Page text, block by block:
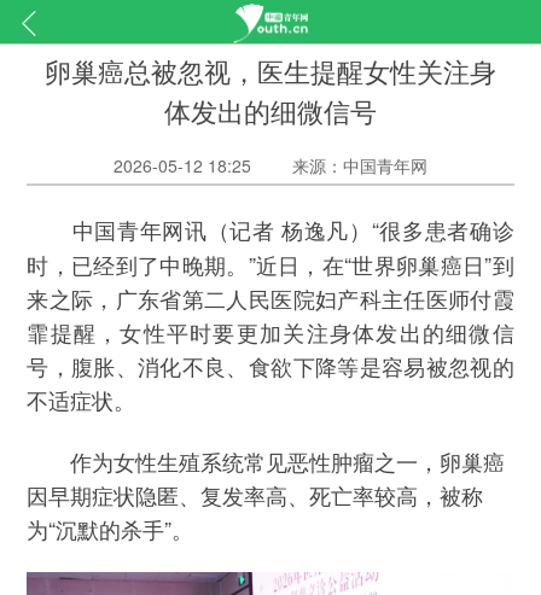
卵巢癌总被忽视，医生提醒女性关注身
体发出的细微信号
2026-05-12 18:25 来源：中国青年网
中国青年网讯 （记者 杨逸凡）“很多患者确诊
时，已经到了中晚期。”近日，在“世界卵巢癌日”到
来之际，广东省第二人民医院妇产科主任医师付霞
霏提醒，女性平时要更加关注身体发出的细微信
号，腹胀、消化不良、食欲下降等是容易被忽视的
不适症状。
作为女性生殖系统常见恶性肿瘤之一，卵巢癌
因早期症状隐匿、复发率高、死亡率较高，被称
为“沉默的杀手”。